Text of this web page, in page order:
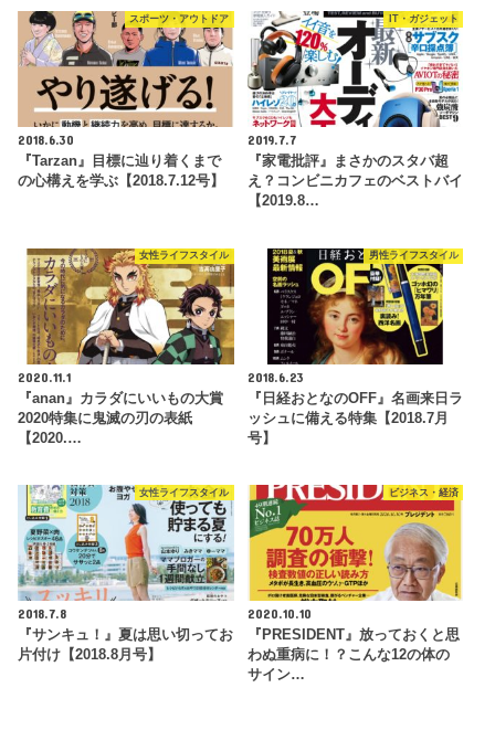
スポーツ・アウトドア
2018.6.30
『Tarzan』目標に辿り着くまで
の心構えを学ぶ【2018.7.12号】
IT・ガジェット
2019.7.7
『家電批評』まさかのスタバ超
え？コンビニカフェのベストバイ
【2019.8…
女性ライフスタイル
2020.11.1
『anan』カラダにいいもの大賞
2020特集に鬼滅の刃の表紙
【2020.…
男性ライフスタイル
2018.6.23
『日経おとなのOFF』名画来日ラ
ッシュに備える特集【2018.7月
号】
女性ライフスタイル
2018.7.8
『サンキュ！』夏は思い切ってお
片付け【2018.8月号】
ビジネス・経済
2020.10.10
『PRESIDENT』放っておくと思
わぬ重病に！？こんな12の体の
サイン…